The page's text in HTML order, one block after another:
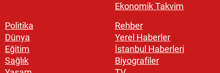
Ekonomik Takvim
Politika
Dünya
Eğitim
Sağlık
Rehber
Yerel Haberler
İstanbul Haberleri
Biyografiler